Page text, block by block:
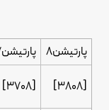
پارتیشن8 پارتیشن7
[3808]
[3708]